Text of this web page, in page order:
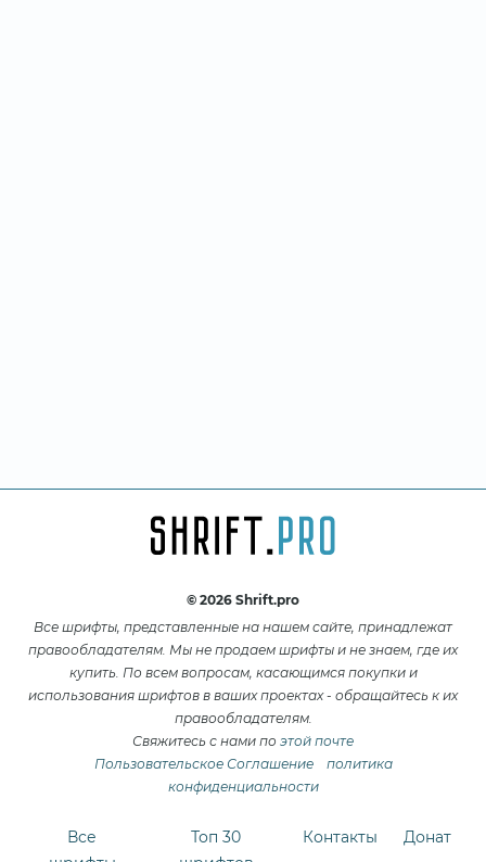
© 2026 Shrift.pro
Все шрифты, представленные на нашем сайте, принадлежат
правообладателям. Мы не продаем шрифты и не знаем, где их
купить. По всем вопросам, касающимся покупки и
использования шрифтов в ваших проектах - обращайтесь к их
правообладателям.
Свяжитесь с нами по этой почте
Пользовательское Соглашение
политика
конфиденциальности
Все
Топ 30
Контакты Донат